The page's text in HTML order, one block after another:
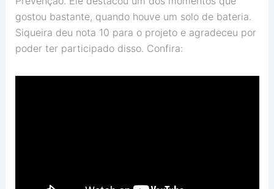
gostou bastante, quando houve um solo de bateria.
Siqueira deu nota 10 para o projeto e agradeceu por
poder ter participado disso. Confira: